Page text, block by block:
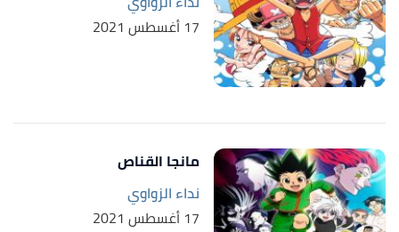
17 أغسطس 2021
مانجا القناص
نداء الزواوي
17 أغسطس 2021